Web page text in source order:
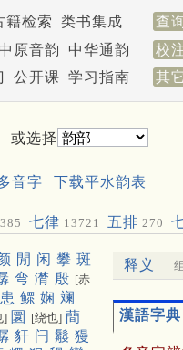
籍检索 类书集成 查
中原音韵 中华通韵 校
公开课 学习指南 其它
选择
音字 下载平水韵表
七律 13721 五排 270
閒 闲 攀 斑
弯 潸 殷 [赤
患 鳏 娴 斓
] 圜 [绕也] 蕳
豻 闩 䰉 獌
释义
漢語字典